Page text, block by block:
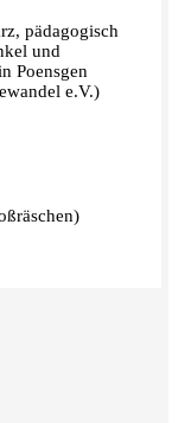
pädagogisch
und
Poensgen
e.V.)